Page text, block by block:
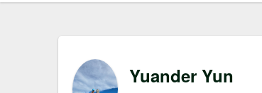
Yuander Yun